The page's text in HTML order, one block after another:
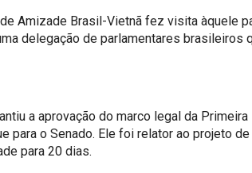
Amizade Brasil-Vietnã fez visita
delegação de parlamentares
a aprovação do marco legal da
para o Senado. Ele foi relator ao projeto
para 20 dias.